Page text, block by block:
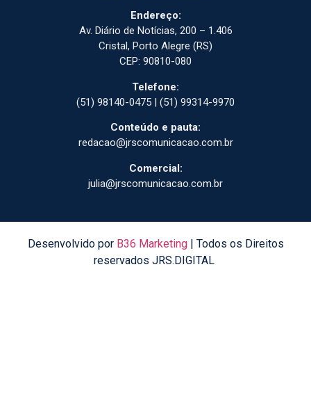
Endereço:
Av. Diário de Notícias, 200 – 1.406
Cristal, Porto Alegre (RS)
CEP: 90810-080
Telefone:
(51) 98140-0475 | (51) 99314-9970
Conteúdo e pauta:
redacao@jrscomunicacao.com.br
Comercial:
julia@jrscomunicacao.com.br
Desenvolvido por B36 Marketing| Todos os Direitos
reservados JRS.DIGITAL